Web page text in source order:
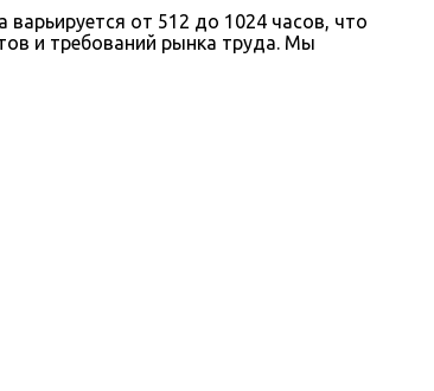
от 512 до 1024 часов, что
и требований рынка труда. Мы